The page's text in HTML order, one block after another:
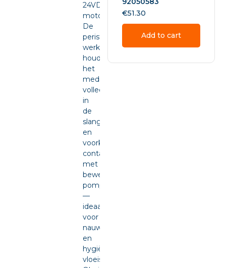
24VDC-
motor.
De
peristaltische
werking
houdt
het
medium
volledig
in
de
slang
en
voorkomt
contact
met
bewegende
pompdelen
—
ideaal
voor
nauwkeurige
en
hygiënische
vloeistofdosering.
€51.30
Add to cart